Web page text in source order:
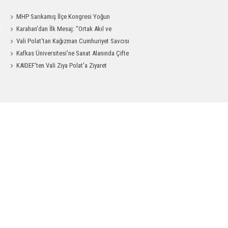
MHP Sarıkamış İlçe Kongresi Yoğun
Katılımla Gerçekleştirildi
Karahan'dan İlk Mesaj: "Ortak Akıl ve
Dayanışmayla Çalışacağız"
Vali Polat'tan Kağızman Cumhuriyet Savcısı
Eravcı'ya Ziyaret
Kafkas Üniversitesi'ne Sanat Alanında Çifte
GururKAIDEF'ten Vali Ziya Polat'a Ziyaret